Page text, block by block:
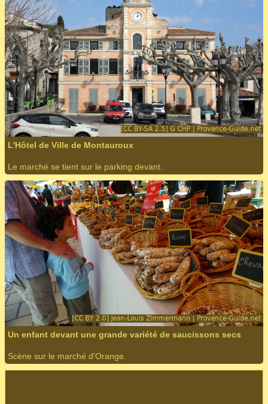
L'Hôtel de Ville de Montauroux
Le marché se tient sur le parking devant.
Un enfant devant une grande variété de saucissons secs
Scène sur le marché d'Orange.